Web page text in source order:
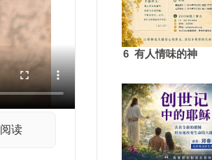
阅读
6 有人情味的神